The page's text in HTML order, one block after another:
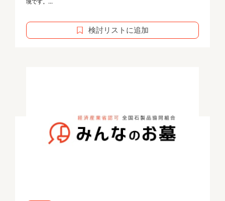
境です。...
検討リストに追加